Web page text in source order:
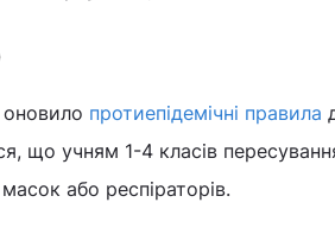
протиепідемічні правила
що учням 1-4 класів
або респіраторів.